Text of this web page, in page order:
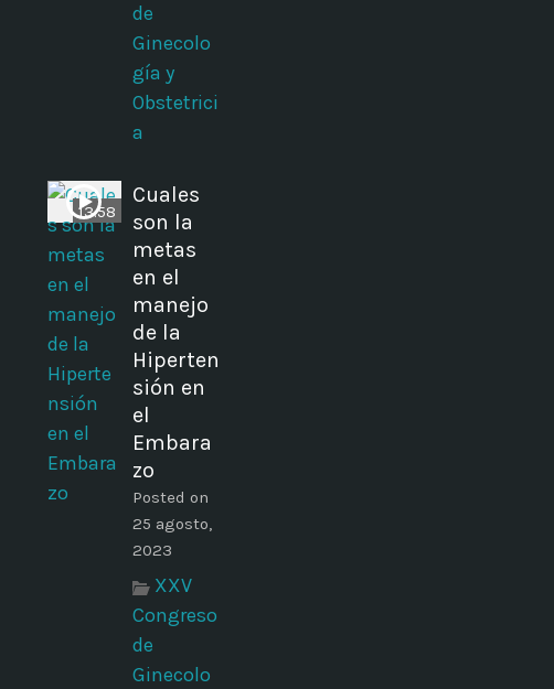
de
Ginecolo
gía y
Obstetrici
a
13:58
Cuales
son la
metas
en el
manejo
de la
Hiperten
sión en
el
Embara
zo
Posted on
25 agosto,
2023
XXV
Congreso
de
Ginecolo